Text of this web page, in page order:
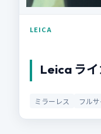
LEICA
Leica ラ
ミラーレス フル